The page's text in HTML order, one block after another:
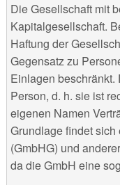
Die Gesellschaft mit
Kapitalgesellschaft.
Haftung der
Gegensatz zu
Einlagen
Person, d. h. sie ist
eigenen Namen
Grundlage findet
(GmbHG) und
da die GmbH eine